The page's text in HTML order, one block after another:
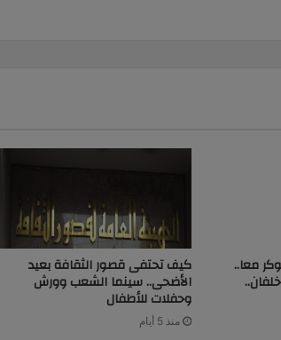
معا.. كيف تحتفى قصور الثقافة بعيد
الأضحى.. سينما الشعب وورش
وحفلات للأطفال
منذ 5 أيام